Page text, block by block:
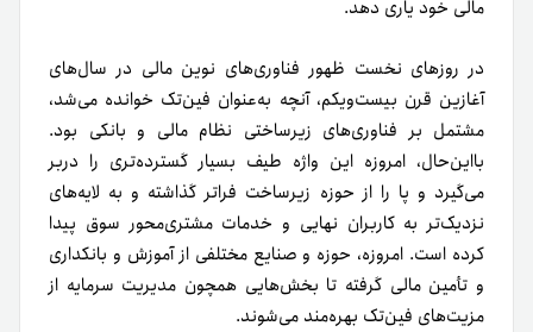
مالی خود یاری دهد.
در روزهای نخست ظهور فناوری‌های نوین مالی در سال‌های
آغازین قرن بیست‌ویکم، آنچه به‌عنوان فین‌تک خوانده می‌شد،
مشتمل بر فناوری‌های زیرساختی نظام مالی و بانکی بود.
بااین‌حال، امروزه این واژه طیف بسیار گسترده‌تری را در‌بر
می‌گیرد و پا را از حوزه زیرساخت فراتر گذاشته و به لایه‌های
نزدیک‌تر به کاربران نهایی و خدمات مشتری‌محور سوق پیدا
کرده است. امروزه، حوزه و صنایع مختلفی از آموزش و بانکداری
و تأمین مالی گرفته تا بخش‌هایی همچون مدیریت سرمایه از
مزیت‌های فین‌تک بهره‌مند می‌شوند.